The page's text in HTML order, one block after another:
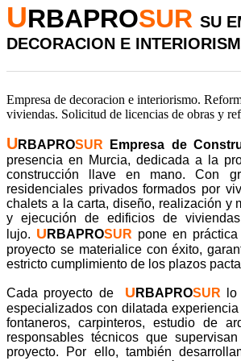
URBAPROSUR SU
DECORACION E
Empresa de decoracion e interiorismo.
viviendas. Solicitud de licencias de obras y
URBAPROSUR Empresa de
presencia en Murcia, dedicada a la
construcción llave en mano. Con
residenciales privados formados por
chalets a la carta, diseño, realización y
y ejecución de edificios de
lujo. U RBAPROSUR pone en
proyecto se materialice con éxito,
estricto cumplimiento de los plazos
Cada proyecto de U RBAPROSUR lo
especializados con dilatada
fontaneros, carpinteros, estudio de
responsables técnicos que
proyecto. Por ello, también